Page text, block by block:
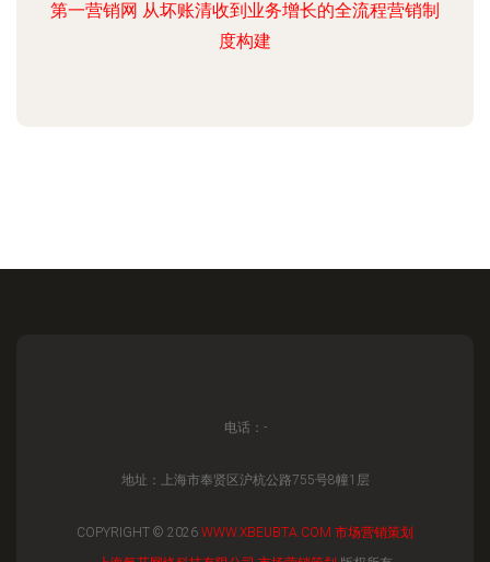
第一营销网 从坏账清收到业务增长的全流程营销制
度构建
电话：-
地址：上海市奉贤区沪杭公路755号8幢1层
COPYRIGHT © 2026 WWW.XBEUBTA.COM 市场营销策划